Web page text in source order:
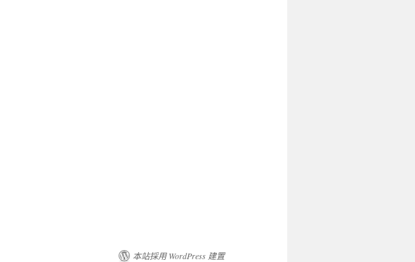
本站採用 WordPress 建置